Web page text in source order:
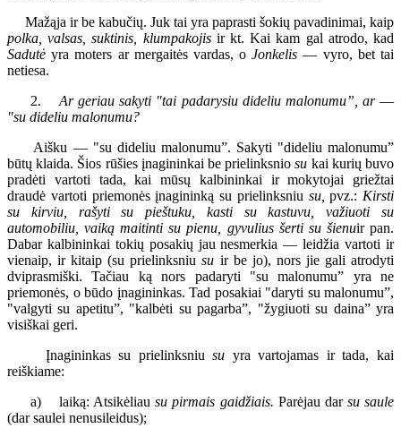
Mažąja ir be kabučių. Juk tai yra paprasti šokių pavadinimai, kaip
polka, valsas, suktinis, klumpakojisir kt. Kai kam gal atrodo, kad
Sadutė yra moters ar mergaitės vardas, oJonkelis — vyro, bet tai
netiesa.
2.Ar geriau sakyti "tai padarysiu dideliu malonumu”, ar—
"su dideliu malonumu?
Aišku — "su dideliu malonumu”. Sakyti "dideliu malonumu”
būtų klaida. Šios rūšies įnagininkai be prielinksniosu kai kurių buvo
pradėti vartoti tada, kai mūsų kalbininkai ir mokytojai griežtai
draudė vartoti priemonės įnagininką su prielinksniu su,pvz.: Kirsti
su kirviu, rašyti su pieštuku, kasti su kastuvu, važiuoti su
automobiliu, vaiką maitinti su pienu, gyvulius šerti su šienuir pan.
Dabar kalbininkai tokių posakių jau nesmerkia — leidžia vartoti ir
vienaip, ir kitaip (su prielinksniusu ir be jo), nors jie gali atrodyti
dviprasmiški. Tačiau ką nors padaryti "su malonumu” yra ne
priemonės, o būdo įnagininkas. Tad posakiai "daryti su malonumu”,
"valgyti su apetitu”, "kalbėti su pagarba”, "žygiuoti su daina” yra
visiškai geri.
Įnagininkas su prielinksniusu yra vartojamas ir tada, kai
reiškiame:
a) laiką: Atsikėliausu pirmais gaidžiais. Parėjau dar su saule
(dar saulei nenusileidus);